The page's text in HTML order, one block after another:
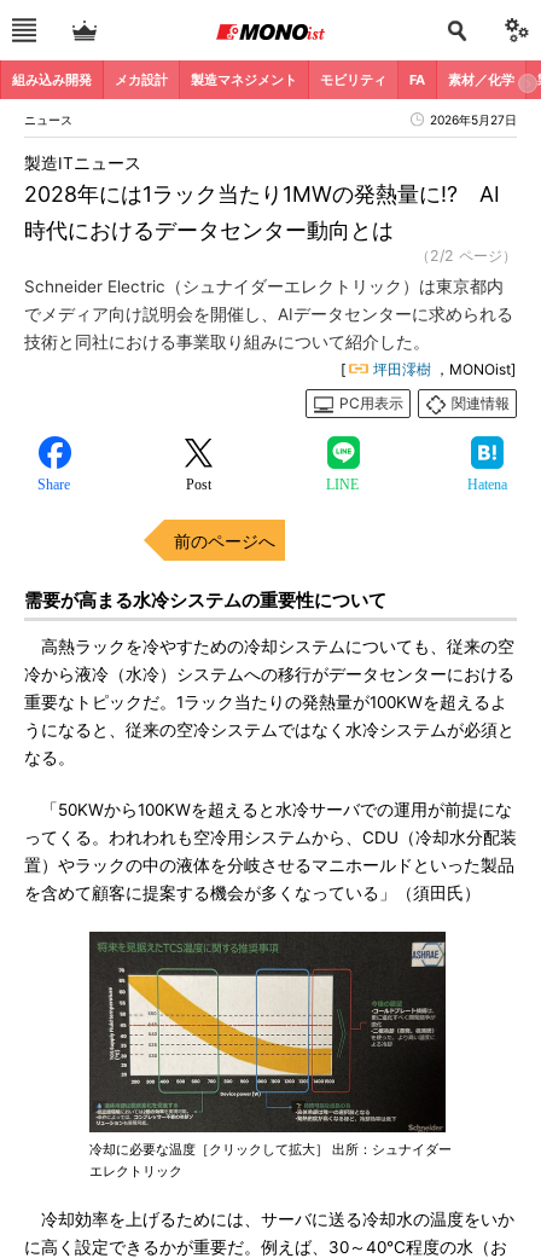
組み込み開発 メカ設計 製造マネジメント モビリティ FA 素材／化学
ニュース 2026年5月27日
2028年には1ラック当たり1MWの発熱量に!? AI
時代におけるデータセンター動向とは
製造ITニュース
（2/2 ページ）
Schneider Electric（シュナイダーエレクトリック）は東京都内
でメディア向け説明会を開催し、AIデータセンターに求められる
技術と同社における事業取り組みについて紹介した。
[ 坪田澪樹 ，MONOist]
PC用表示
関連情報
Share Post LINE Hatena
前のページへ
需要が高まる水冷システムの重要性について
高熱ラックを冷やすための冷却システムについても、従来の空
冷から液冷（水冷）システムへの移行がデータセンターにおける
重要なトピックだ。1ラック当たりの発熱量が100KWを超えるよ
うになると、従来の空冷システムではなく水冷システムが必須と
なる。
「50KWから100KWを超えると水冷サーバでの運用が前提にな
ってくる。われわれも空冷用システムから、CDU（冷却水分配装
置）やラックの中の液体を分岐させるマニホールドといった製品
を含めて顧客に提案する機会が多くなっている」（須田氏）
冷却に必要な温度［クリックして拡大］ 出所：シュナイダー
エレクトリック
冷却効率を上げるためには、サーバに送る冷却水の温度をいか
に高く設定できるかが重要だ。例えば、30～40℃程度の水（お